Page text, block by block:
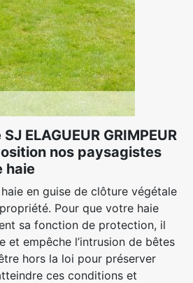
ELAGUEUR GRIMPEUR
nos paysagistes
haie
haie en guise de clôture végétale
Pour que votre haie
sa fonction de protection, il
et empêche l’intrusion de bêtes
hors la loi pour préserver
ces conditions et